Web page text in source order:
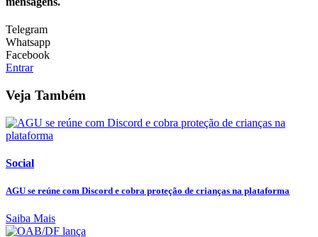
Telegram
Whatsapp
Facebook
Entrar
Veja Também
Social
AGU se reúne com Discord e cobra proteção de crianças na plataforma
Saiba Mais